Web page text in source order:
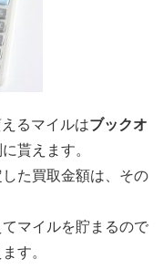
るマイルはブックオ
貰えます。
た買取金額は、その
マイルを貯まるので
す。